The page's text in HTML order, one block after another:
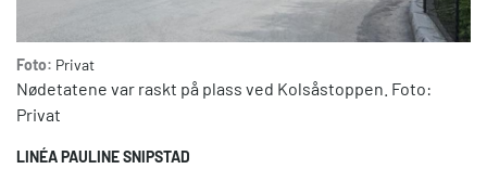
Foto: Privat
Nødetatene var raskt på plass ved Kolsåstoppen. Foto:
Privat
LINÉA PAULINE SNIPSTAD